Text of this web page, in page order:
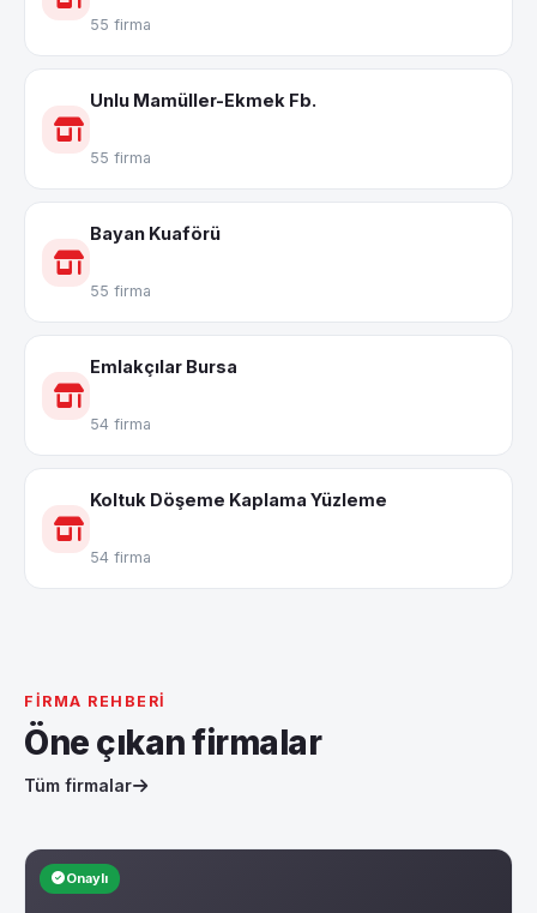
55 firma
Unlu Mamüller-Ekmek Fb.
55 firma
Bayan Kuaförü
55 firma
Emlakçılar Bursa
54 firma
Koltuk Döşeme Kaplama Yüzleme
54 firma
FIRMA REHBERI
Öne çıkan firmalar
Tüm firmalar
Onaylı